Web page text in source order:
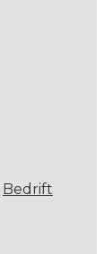
Bedrift